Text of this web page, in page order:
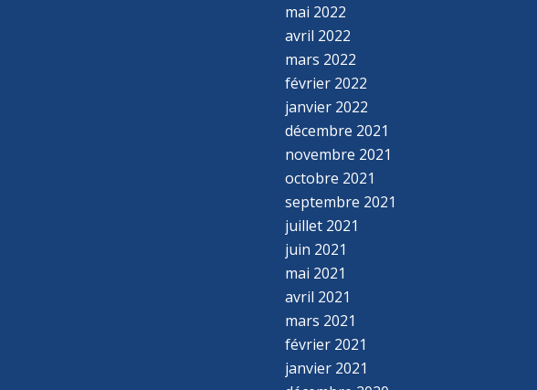
mai 2022
avril 2022
mars 2022
février 2022
janvier 2022
décembre 2021
novembre 2021
octobre 2021
septembre 2021
juillet 2021
juin 2021
mai 2021
avril 2021
mars 2021
février 2021
janvier 2021